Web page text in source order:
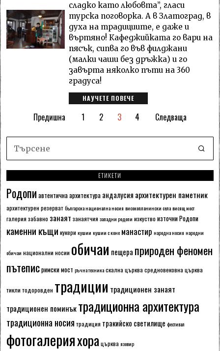
сладко като любовта”, гласи
турска поговорка. А в Златоград, в
духа на традициите, е даже и
въртяно! Кафеджийката го вари на
пясък, сипва го във филджани
(малки чаши без дръжка) и го
завърта няколко пъти на 360
градуса!
НАУЧЕТЕ ПОВЕЧЕ
Предишна 1 2 3 4 Следваща
ЕТИКЕТИ
Родопи автентична архитектура андалусия архитектурен паметник
архитектурен резерват българска национална носия високопланински села висящ мост
галерия забавно занаят занаятчия западни родопи изкуство източни Родопи
каменни къщи кукери кушии кушии с коне манастир народна носия народни
обичаи национални носии обичаи пещера природен феномен
пътеписримски мост ръчна техника скална църквасредновековна църква
тикли тодоровден традиции традиционен занаят
традиционен поминъктрадиционна архитектура
традиционна носия традиция тракийско светилище фестивал
фотогалерияхорацърква язовир